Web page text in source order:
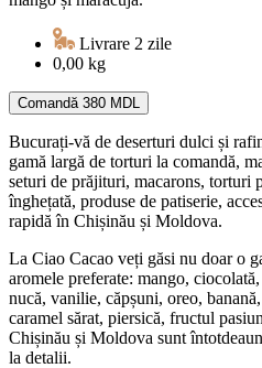
Livrare 2 zile
0,00 kg
Comandă 380 MDL
Bucurați-vă de deserturi dulci și
gamă largă de torturi la comandă,
seturi de prăjituri, macarons, torturi
înghețată, produse de patiserie,
rapidă în Chișinău și Moldova.
La Ciao Cacao veți găsi nu doar o
aromele preferate: mango,
nucă, vanilie, căpșuni, oreo,
caramel sărat, piersică, fructul
Chișinău și Moldova sunt
la detalii.